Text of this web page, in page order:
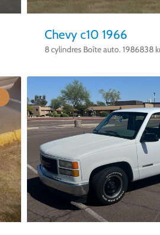
Chevy c10 1966
8 cylindres Boîte auto. 1986838